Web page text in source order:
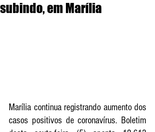
subindo, em Marília
Marília continua registrando aumento dos
casos positivos de coronavírus. Boletim